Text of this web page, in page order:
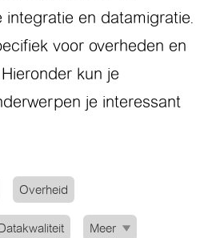
en datamigratie.
voor overheden en
kun je
je interessant
Overheid
Meer